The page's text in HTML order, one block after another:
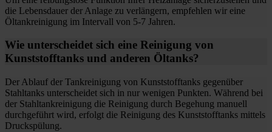
die Lebensdauer der Anlage zu verlängern, empfehlen wir eine
Öltankreinigung im Intervall von 5-7 Jahren.
Wie unterscheidet sich eine Reinigung von
Kunststofftanks und anderen Öltanks?
Der Ablauf der Tankreinigung von Kunststofftanks gegenüber
Stahltanks unterscheidet sich in nur wenigen Punkten. Während bei
der Stahltankreinigung die Reinigung durch Begehung manuell
durchgeführt wird, erfolgt die Reinigung des Kunststofftanks mittels
Druckspülung.